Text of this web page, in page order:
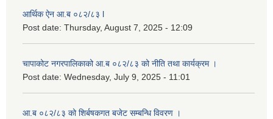
आर्थिक ऐन आ.ब ०८२/८३ l
Post date: Thursday, August 7, 2025 - 12:09
चापाकोट नगरपालिकाको आ.ब ०८२/८३ को नीति तथा कार्यक्रम ।
Post date: Wednesday, July 9, 2025 - 11:01
आ.ब ०८२/८३ को शिर्बषकगत बजेट सम्बन्धि विवरण ।